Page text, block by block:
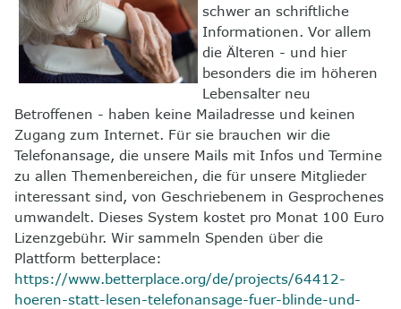
schwer an schriftliche
Informationen. Vor allem
die Älteren - und hier
besonders die im höheren
Lebensalter neu
Betroffenen - haben keine Mailadresse und keinen
Zugang zum Internet. Für sie brauchen wir die
Telefonansage, die unsere Mails mit Infos und Termine
zu allen Themenbereichen, die für unsere Mitglieder
interessant sind, von Geschriebenem in Gesprochenes
umwandelt. Dieses System kostet pro Monat 100 Euro
Lizenzgebühr. Wir sammeln Spenden über die
Plattform betterplace:
https://www.betterplace.org/de/projects/64412-
hoeren-statt-lesen-telefonansage-fuer-blinde-und-